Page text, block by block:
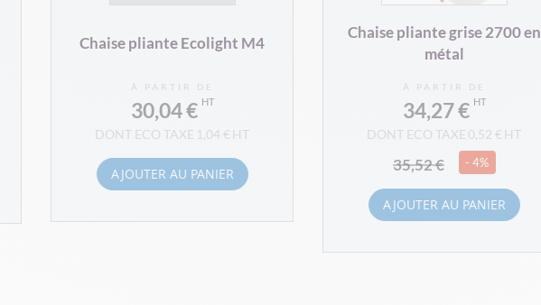
Chaise pliante Ecolight M4
À PARTIR DE
30,04 €
1,04 €
AJOUTER AU PANIER
Chaise pliante grise 2700 en
métal
À PARTIR DE
34,27 €
0,52 €
35,52 € - 4%
AJOUTER AU PANIER